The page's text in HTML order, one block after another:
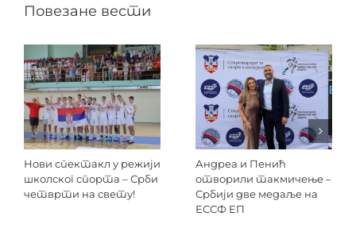
Повезане вести
Нови спектакл у режији
школског спорта – Срби
четврти на свету!
Андреа и Пенић
отворили такмичење –
Србији две медаље на
ЕССФ ЕП